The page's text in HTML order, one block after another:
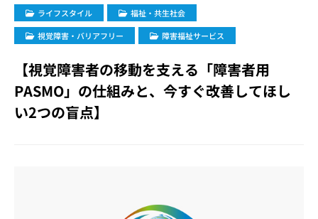
ライフスタイル
福祉・共生社会
視覚障害・バリアフリー
障害福祉サービス
【視覚障害者の移動を支える「障害者用
PASMO」の仕組みと、今すぐ改善してほし
い2つの盲点】